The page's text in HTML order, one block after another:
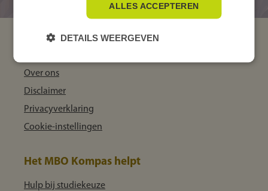
Over ons
Disclaimer
Privacyverklaring
Cookie-instellingen
Het MBO Kompas helpt
Hulp bij studiekeuze
ALLES ACCEPTEREN
DETAILS WEERGEVEN